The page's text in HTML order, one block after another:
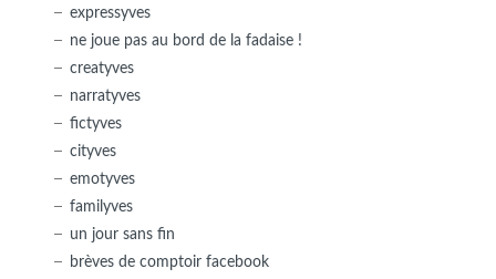
expressyves
ne joue pas au bord de la fadaise !
creatyves
narratyves
fictyves
cityves
emotyves
familyves
un jour sans fin
brèves de comptoir facebook